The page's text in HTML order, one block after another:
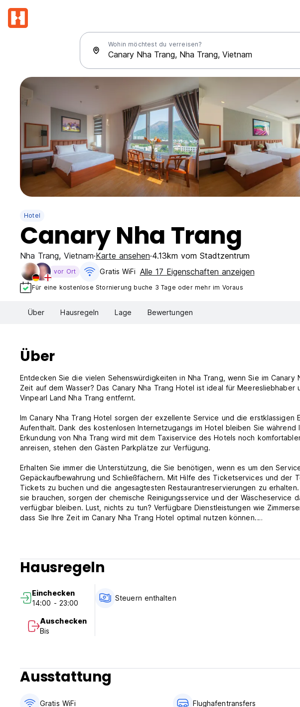
Wohin möchtest du verreisen?
Hotel
Canary Nha Trang
Nha Trang, Vietnam Karte ansehen 4.13km vom Stadtzentrum
vor Ort Gratis WiFi Alle 17 Eigenschaften anzeigen
Für eine kostenlose Stornierung buche 3 Tage oder mehr im Voraus
Über Hausregeln Lage Bewertungen
Über
Entdecken Sie die vielen Sehenswürdigkeiten in Nha Trang, wenn Sie im
Zeit auf dem Wasser? Das Canary Nha Trang Hotel ist ideal für Meeresliebhaber
Vinpearl Land Nha Trang entfernt.
Im Canary Nha Trang Hotel sorgen der exzellente Service und die erstklassigen
Aufenthalt. Dank des kostenlosen Internetzugangs im Hotel bleiben Sie während
Erkundung von Nha Trang wird mit dem Taxiservice des Hotels noch
anreisen, stehen den Gästen Parkplätze zur Verfügung.
Erhalten Sie immer die Unterstützung, die Sie benötigen, wenn es um den
Gepäckaufbewahrung und Schließfächern. Mit Hilfe des Ticketservices und der
Tickets zu buchen und die angesagtesten Restaurantreservierungen zu
sie brauchen, sorgen der chemische Reinigungsservice und der Wäscheservice
verfügbar bleiben. Lust, nichts zu tun? Verfügbare Dienstleistungen wie
dass Sie Ihre Zeit im Canary Nha Trang Hotel optimal nutzen können.
Aus gesundheitlichen Gründen ist das Rauchen im gesamten Hotelbereich nicht
Alle Zimmer im Canary Nha Trang Hotel sind so gestaltet und dekoriert, dass
Ihren Aufenthalt im Hotel noch mehr, da einige ausgewählte Zimmer über eine
sein könnten, da in einigen Gästezimmern Wasserflaschen, ein Kaffee- oder
Toilettenartikel sind genauso wichtig wie andere, und im Hotel finden Sie in
Toilettenartikel, Bademäntel und Handtücher.
2. Check-out-Zeit: 06:00 bis 12:00 Uhr
3. Stornierungsbedingungen: 2 Tage im Voraus kostenlos stornierbar
- Im Falle einer verspäteten Stornierung oder Nichterscheinen wird Ihnen die
4. Zahlung: Barzahlung oder Banküberweisung beim Check-in
Hausregeln
Einchecken
14:00 - 23:00
Auschecken
Bis
Steuern enthalten
Ausstattung
Gratis WiFi Flughafentransfers